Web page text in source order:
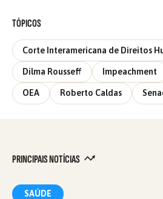
TÓPICOS
Corte Interamericana de Direitos
Dilma Rousseff Impeachment
OEA Roberto Caldas
PRINCIPAIS NOTÍCIAS
SAÚDE